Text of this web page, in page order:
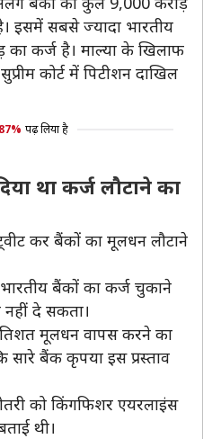
इसमें सबसे ज्यादा भारतीय
कर्ज है। माल्या के खिलाफ
कोर्ट में पिटीशन दाखिल
87% पढ़ लिया है
था कर्ज लौटाने का
कर बैंकों का मूलधन लौटाने
बैंकों का कर्ज चुकाने
दे सकता।
मूलधन वापस करने का
सारे बैंक कृपया इस प्रस्ताव
को किंगफिशर एयरलाइंस
थी।